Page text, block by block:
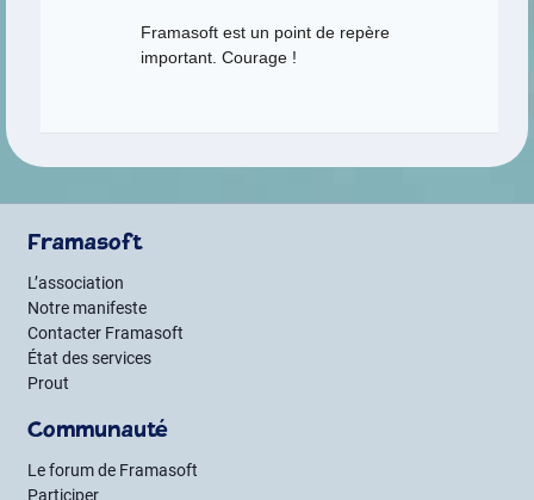
Framasoft est un point de repère
important. Courage !
Framasoft
L’association
Notre manifeste
Contacter Framasoft
État des services
Prout
Communauté
Le forum de Framasoft
Participer